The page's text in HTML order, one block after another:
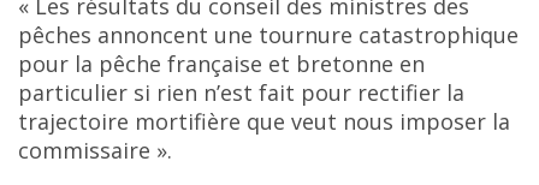
« Les résultats du conseil des ministres des
pêches annoncent une tournure catastrophique
pour la pêche française et bretonne en
particulier si rien n’est fait pour rectifier la
trajectoire mortifière que veut nous imposer la
commissaire ».